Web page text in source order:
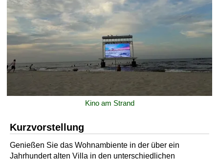
Kino am Strand
Kurzvorstellung
Genießen Sie das Wohnambiente in der über ein
Jahrhundert alten Villa in den unterschiedlichen